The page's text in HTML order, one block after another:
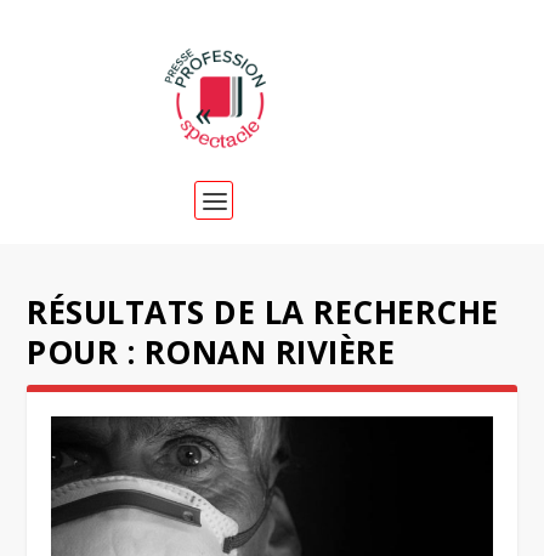
RÉSULTATS DE LA RECHERCHE
POUR : RONAN RIVIÈRE